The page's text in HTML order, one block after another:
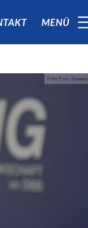
MENÜ
Foto:Foto: